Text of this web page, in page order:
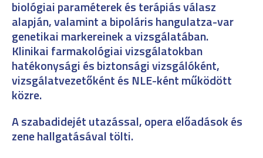
biológiai paraméterek és terápiás válasz
alapján, valamint a bipoláris hangulatza-var
genetikai markereinek a vizsgálatában.
Klinikai farmakológiai vizsgálatokban
hatékonysági és biztonsági vizsgálóként,
vizsgálatvezetőként és NLE-ként működött
közre.
A szabadidejét utazással, opera előadások és
zene hallgatásával tölti.